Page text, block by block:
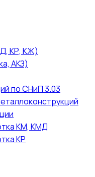
КР, КЖ)
АКЗ)
по СНиП 3.03
КМ, КМД
КР